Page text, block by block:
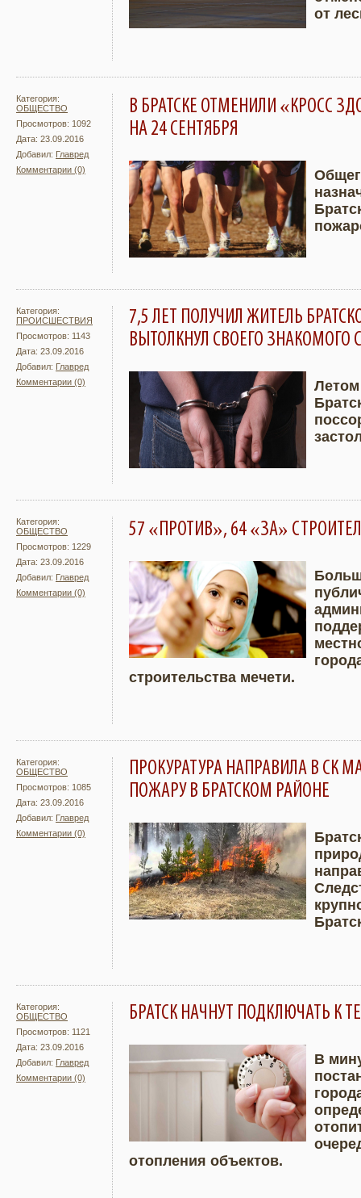
от
Категория:
ОБЩЕСТВО
Просмотров: 1092
Дата: 23.09.2016
Добавил: Главред
Комментарии (0)
В БРАТСКЕ ОТМЕНИЛИ «КРОСС
НА 24 СЕНТЯБРЯ
Подробнее
Категория:
ПРОИСШЕСТВИЯ
Просмотров: 1143
Дата: 23.09.2016
Добавил: Главред
Комментарии (0)
7,5 ЛЕТ ПОЛУЧИЛ ЖИТЕЛЬ
ВЫТОЛКНУЛ СВОЕГО ЗНАКОМОГО
Подробнее
Летом
Категория:
ОБЩЕСТВО
Просмотров: 1229
Дата: 23.09.2016
Добавил: Главред
Комментарии (0)
57 «ПРОТИВ», 64 «ЗА»
Подробнее
строительства мечети.
Категория:
ОБЩЕСТВО
Просмотров: 1085
Дата: 23.09.2016
Добавил: Главред
Комментарии (0)
ПРОКУРАТУРА НАПРАВИЛА В СК
ПОЖАРУ В БРАТСКОМ РАЙОНЕ
Подробнее
Категория:
ОБЩЕСТВО
Просмотров: 1121
Дата: 23.09.2016
Добавил: Главред
Комментарии (0)
БРАТСК НАЧНУТ ПОДКЛЮЧАТЬ К
В
отопления объектов.